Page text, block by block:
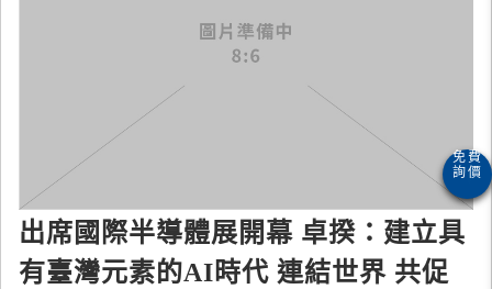
出席國際半導體展開幕 卓揆：建立具
有臺灣元素的AI時代 連結世界 共促